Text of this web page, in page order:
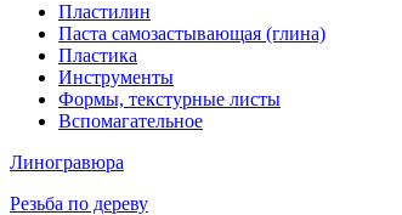
Пластилин
Паста самозастывающая (глина)
Пластика
Инструменты
Формы, текстурные листы
Вспомагательное
Линогравюра
Резьба по дереву